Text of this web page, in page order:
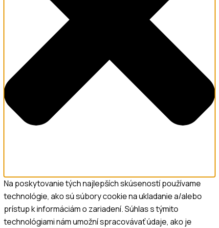
Na poskytovanie tých najlepších skúseností používame
technológie, ako sú súbory cookie na ukladanie a/alebo
prístup k informáciám o zariadení. Súhlas s týmito
technológiami nám umožní spracovávať údaje, ako je